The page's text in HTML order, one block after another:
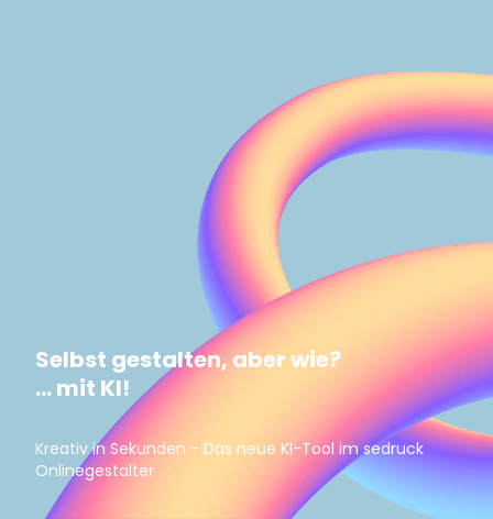
Selbst gestalten, aber wie?
... mit KI!
Kreativ in Sekunden - Das neue KI-Tool im sedruck
Onlinegestalter